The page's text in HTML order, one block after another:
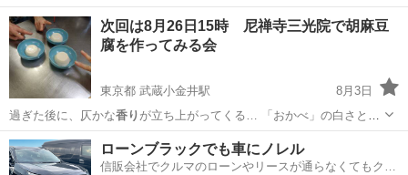
が凄すぎた。…
東京 千代田区 生活知識
次回は8月26日15時 尼禅寺三光院で胡麻豆
腐を作ってみる会
東京都 武蔵小金井駅
8月3日
過ぎた後に、仄かな香り が立ち上がってくる… 「おかべ」の白さと 香
りの秘密 炒り胡麻…
東京 小金井市 武蔵小金井駅 精進料理 香り
ローンブラックでも車にノレル
信販会社でクルマのローンやリースが通らなくてもクル